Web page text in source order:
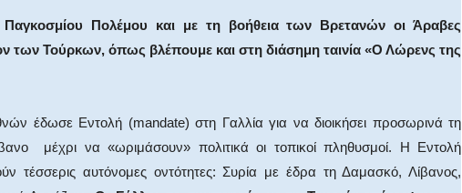
Παγκοσμίου Πολέμου και με τη βοήθεια των Βρετανών οι Άραβες
των Τούρκων, όπως βλέπουμε και στη διάσημη ταινία «Ο Λώρενς της
έδωσε Εντολή (mandate) στη Γαλλία για να διοικήσει προσωρινά τη
μέχρι να «ωριμάσουν» πολιτικά οι τοπικοί πληθυσμοί. Η Εντολή
τέσσερις αυτόνομες οντότητες: Συρία με έδρα τη Δαμασκό, Λίβανος,